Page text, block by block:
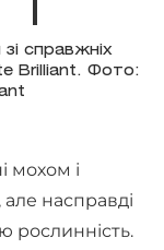
справжніх
Brilliant. Фото:
мохом і
насправді
рослинність.